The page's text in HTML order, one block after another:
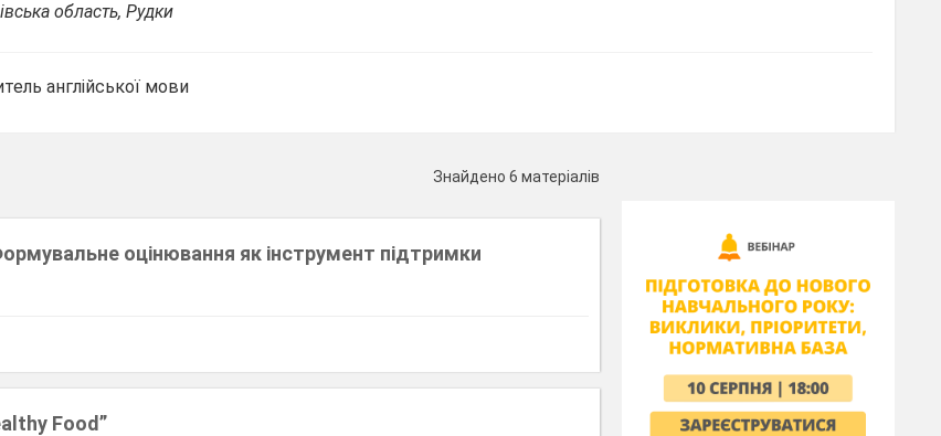
область, Рудки
англійської мови
Знайдено 6 матеріалів
оцінювання як інструмент підтримки
Food”